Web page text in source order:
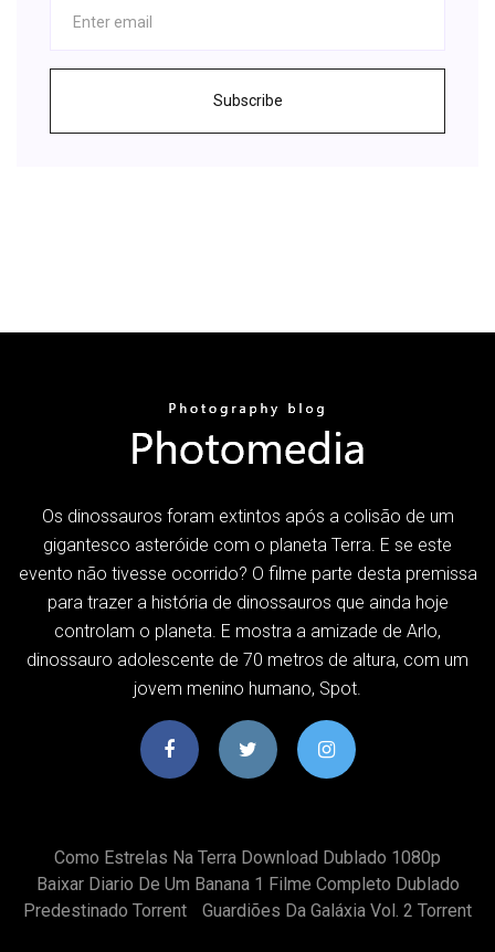
Subscribe
Os dinossauros foram extintos após a colisão de um
gigantesco asteróide com o planeta Terra. E se este
evento não tivesse ocorrido? O filme parte desta premissa
para trazer a história de dinossauros que ainda hoje
controlam o planeta. E mostra a amizade de Arlo,
dinossauro adolescente de 70 metros de altura, com um
jovem menino humano, Spot.
Como Estrelas Na Terra Download Dublado 1080p
Baixar Diario De Um Banana 1 Filme Completo Dublado
Predestinado Torrent
Guardiões Da Galáxia Vol. 2 Torrent